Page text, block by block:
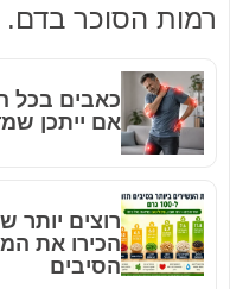
רמות הסוכר בדם.
כאבים בכל
אם ייתכן
רוצים יותר
הכירו את
הסיבים